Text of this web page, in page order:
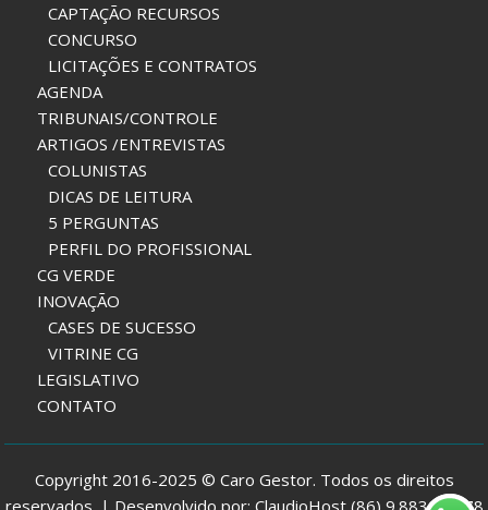
CAPTAÇÃO RECURSOS
CONCURSO
LICITAÇÕES E CONTRATOS
AGENDA
TRIBUNAIS/CONTROLE
ARTIGOS /ENTREVISTAS
COLUNISTAS
DICAS DE LEITURA
5 PERGUNTAS
PERFIL DO PROFISSIONAL
CG VERDE
INOVAÇÃO
CASES DE SUCESSO
VITRINE CG
LEGISLATIVO
CONTATO
Copyright 2016-2025 © Caro Gestor. Todos os direitos
reservados. | Desenvolvido por: ClaudioHost (86) 9.8832-7978